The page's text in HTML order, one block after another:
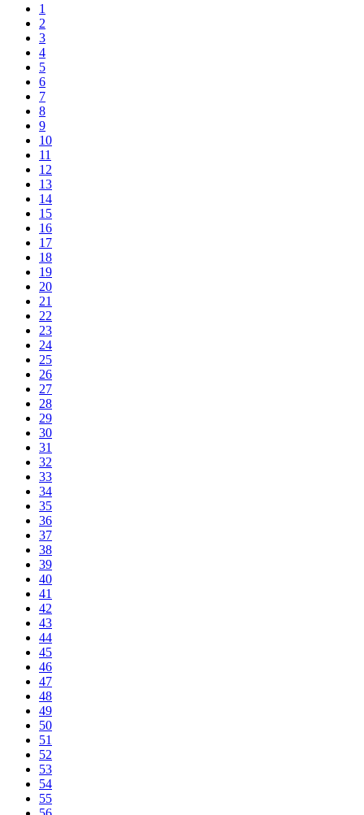
1
2
3
4
5
6
7
8
9
10
11
12
13
14
15
16
17
18
19
20
21
22
23
24
25
26
27
28
29
30
31
32
33
34
35
36
37
38
39
40
41
42
43
44
45
46
47
48
49
50
51
52
53
54
55